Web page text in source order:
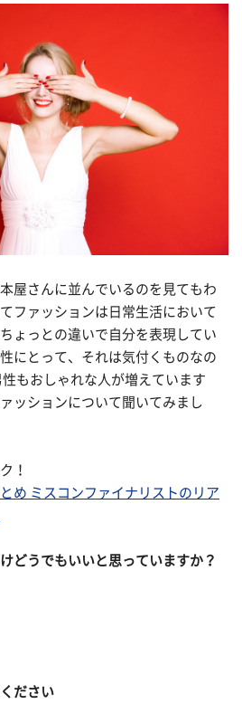
屋さんに並んでいるのを見てもわ
ファッションは日常生活において
ょっとの違いで自分を表現してい
にとって、それは気付くものなの
もおしゃれな人が増えています
ッションについて聞いてみまし
！
め ミスコンファイナリストのリア
どうでもいいと思っていますか？
ださい